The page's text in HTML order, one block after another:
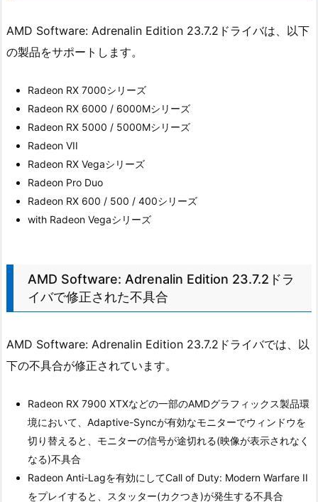
AMD Software: Adrenalin Edition 23.7.2ドライバは、以下
の製品をサポートします。
Radeon RX 7000シリーズ
Radeon RX 6000 / 6000Mシリーズ
Radeon RX 5000 / 5000Mシリーズ
Radeon VII
Radeon RX Vegaシリーズ
Radeon Pro Duo
Radeon RX 600 / 500 / 400シリーズ
with Radeon Vegaシリーズ
AMD Software: Adrenalin Edition 23.7.2ドラ
イバで修正された不具合
AMD Software: Adrenalin Edition 23.7.2ドライバでは、以
下の不具合が修正されています。
Radeon RX 7900 XTXなどの一部のAMDグラフィックス製品環
境において、Adaptive-Syncが有効なモニターでウィンドウを
切り替えると、モニターの信号が途切れる(映像が表示されなく
なる)不具合
Radeon Anti-Lagを有効にしてCall of Duty: Modern Warfare II
をプレイすると、スタッター(カクつき)が発生する不具合